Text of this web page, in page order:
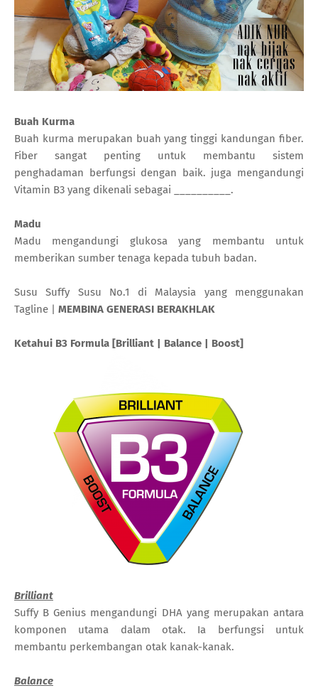
Buah Kurma
Buah kurma merupakan buah yang tinggi kandungan fiber.
Fiber sangat penting untuk membantu sistem
penghadaman berfungsi dengan baik. juga mengandungi
Vitamin B3 yang dikenali sebagai __________.
Madu
Madu mengandungi glukosa yang membantu untuk
memberikan sumber tenaga kepada tubuh badan.
Susu Suffy Susu No.1 di Malaysia yang menggunakan
Tagline | MEMBINA GENERASI BERAKHLAK
Ketahui B3 Formula [Brilliant | Balance | Boost]
Brilliant
Suffy B Genius mengandungi DHA yang merupakan antara
komponen utama dalam otak. Ia berfungsi untuk
membantu perkembangan otak kanak-kanak.
Balance